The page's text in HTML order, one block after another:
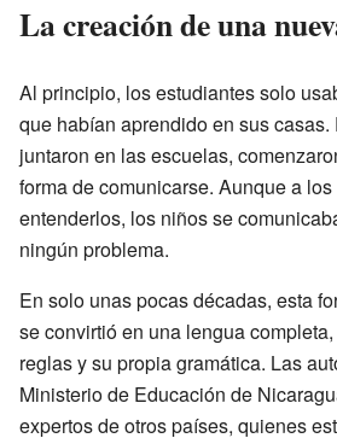
La creación de una
Al principio, los estudiantes solo
que habían aprendido en sus
juntaron en las escuelas,
forma de comunicarse. Aunque a
entenderlos, los niños se
ningún problema.
En solo unas pocas décadas, esta
se convirtió en una lengua
reglas y su propia gramática. Las
Ministerio de Educación de
expertos de otros países, quienes